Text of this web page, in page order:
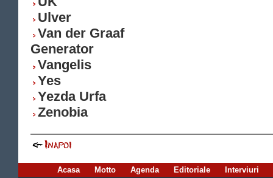
Ulver
Van der Graaf
Generator
Vangelis
Yes
Yezda Urfa
Zenobia
Acasa Motto Agenda Editoriale Interviuri